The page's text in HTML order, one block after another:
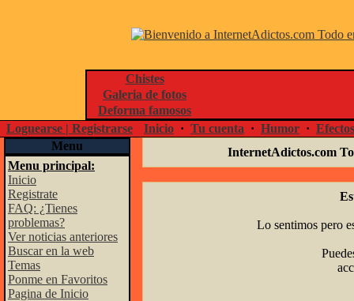
Chistes
Galeria de fotos
Deforma famosos
Loguearse | Registrarse
Inicio · Tu cuenta · Humor ·
Menu
Menu principal:
Inicio
Registrate
FAQ: ¿Tienes
problemas?
Ver noticias anteriores
Buscar en la web
Temas
Ponme en Favoritos
Pagina de Inicio
InternetAdictos.com
Lo sentimos pero